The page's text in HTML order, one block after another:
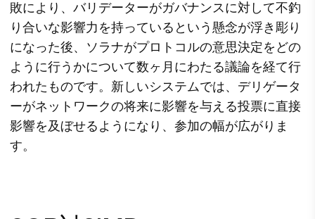
敗により、バリデーターがガバナンスに対して不釣
り合いな影響力を持っているという懸念が浮き彫り
になった後、ソラナがプロトコルの意思決定をどの
ように行うかについて数ヶ月にわたる議論を経て行
われたものです。新しいシステムでは、デリゲータ
ーがネットワークの将来に影響を与える投票に直接
影響を及ぼせるようになり、参加の幅が広がりま
す。